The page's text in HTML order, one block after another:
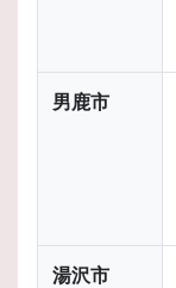
男鹿市
湯沢市